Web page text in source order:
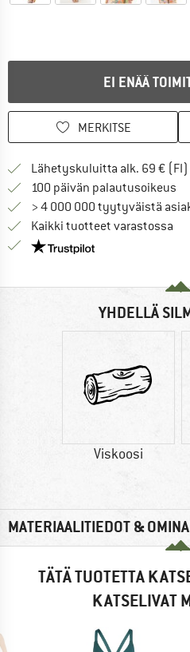
EI ENÄÄ
MERKITSE
Lähetyskuluitta alk. 69 € (FI)
100 päivän palautusoikeus
> 4 000 000 tyytyväistä
Kaikki tuotteet varastossa
Meillä on
YHDELLÄ
Viskoosi
MATERIAALITIEDOT &
TÄTÄ TUOTETTA
KATSELIVAT